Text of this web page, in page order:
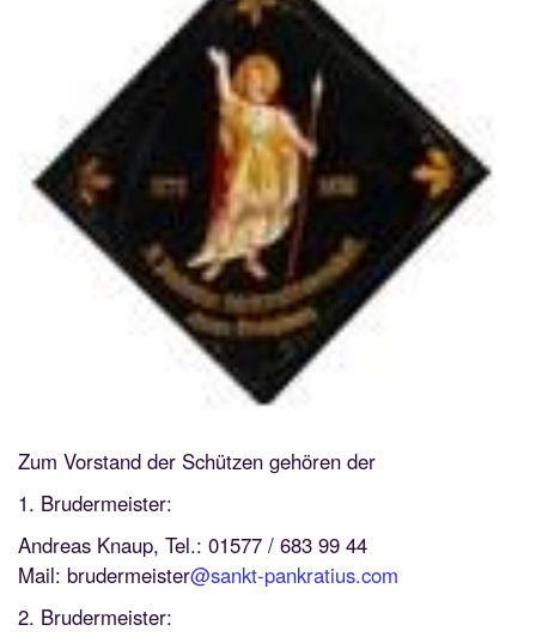
Zum Vorstand der Schützen gehören der
1. Brudermeister:
Andreas Knaup, Tel.: 01577 / 683 99 44
Mail: brudermeister@sankt-pankratius.com
2. Brudermeister: